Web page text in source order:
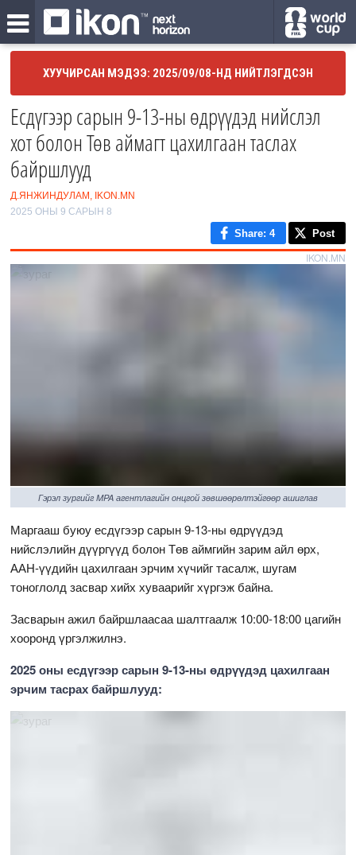
ХУУЧИРСАН МЭДЭЭ: 2025/09/08-НД НИЙТЛЭГДСЭН
Есдүгээр сарын 9-13-ны өдрүүдэд нийслэл
хот болон Төв аймагт цахилгаан таслах
байршлууд
Д.ЯНЖИНДУЛАМ, IKON.MN
2025 ОНЫ 9 САРЫН 8
Share: 4 Post
IKON.MN
Гэрэл зургийг MPA агентлагийн онцгой зөвшөөрөлтэйгөөр ашиглав
Маргааш буюу есдүгээр сарын 9-13-ны өдрүүдэд
нийслэлийн дүүргүүд болон Төв аймгийн зарим айл өрх,
ААН-үүдийн цахилгаан эрчим хүчийг тасалж, шугам
тоноглолд засвар хийх хуваарийг хүргэж байна.
Засварын ажил байршлаасаа шалтгаалж 10:00-18:00 цагийн
хооронд үргэлжилнэ.
2025 оны есдүгээр сарын 9-13-ны өдрүүдэд цахилгаан
эрчим тасрах байршлууд: